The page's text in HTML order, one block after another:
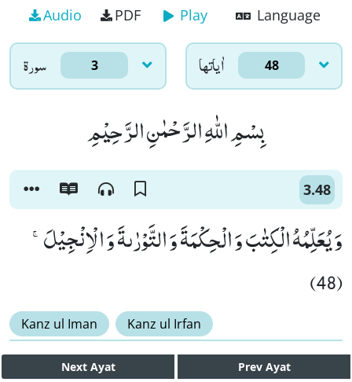
Audio PDF Play Language
سورۃ 3 اٰياتها 48
بِسْمِ اللّٰهِ الرَّحْمٰنِ الرَّحِیْمِ
3.48
وَ یُعَلِّمُهُ الْكِتٰبَ وَ الْحِكْمَةَ وَ التَّوْرٰىةَ وَ الْاِنْجِیْلَۚ
(48)
Kanz ul Iman Kanz ul Irfan
Next Ayat Prev Ayat